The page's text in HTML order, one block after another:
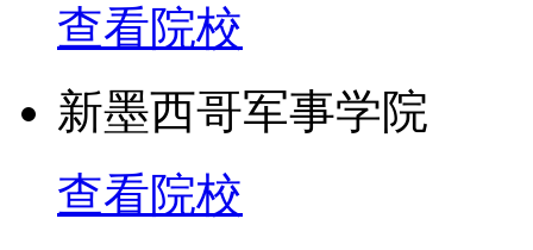
查看院校
新墨西哥军事学院
查看院校